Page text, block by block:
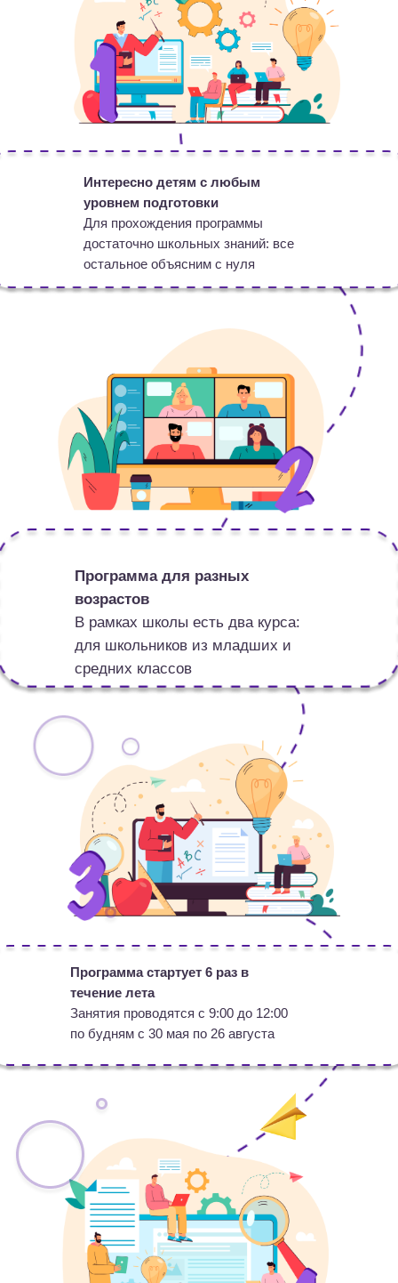
Интересно детям с любым
уровнем подготовки
Для прохождения программы
достаточно школьных знаний: все
остальное объясним с нуля
Программа для разных
возрастов
В рамках школы есть два курса:
для школьников из младших и
средних классов
Программа стартует 6 раз в
течение лета
Занятия проводятся с 9:00 до 12:00
по будням с 30 мая по 26 августа